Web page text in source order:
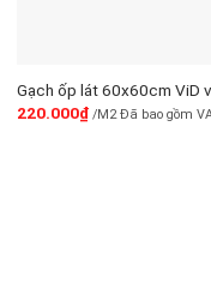
Gạch ốp lát 60x60cm ViD
220.000₫/M2 Đã bao gồm